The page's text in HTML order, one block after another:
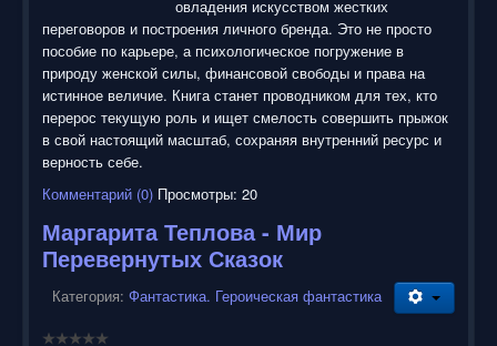
овладения искусством жестких
переговоров и построения личного бренда. Это не просто
пособие по карьере, а психологическое погружение в
природу женской силы, финансовой свободы и права на
истинное величие. Книга станет проводником для тех, кто
перерос текущую роль и ищет смелость совершить прыжок
в свой настоящий масштаб, сохраняя внутренний ресурс и
верность себе.
Комментарий (0) Просмотры: 20
Маргарита Теплова - Мир
Перевернутых Сказок
Категория: Фантастика. Героическая фантастика